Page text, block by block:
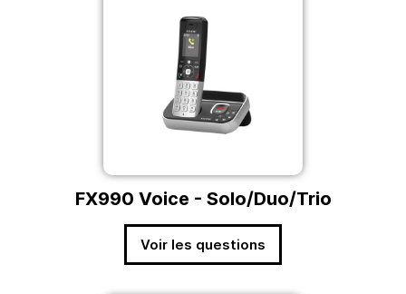
FX990 Voice - Solo/Duo/Trio
Voir les questions